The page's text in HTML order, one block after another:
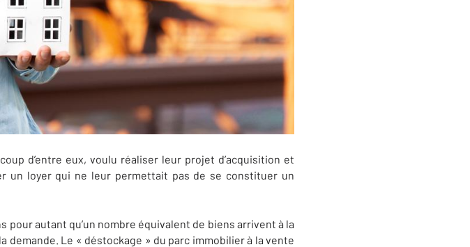
d’entre eux, voulu réaliser leur projet d’acquisition et
un loyer qui ne leur permettait pas de se constituer un
autant qu’un nombre équivalent de biens arrivent à la
demande. Le « déstockage » du parc immobilier à la vente